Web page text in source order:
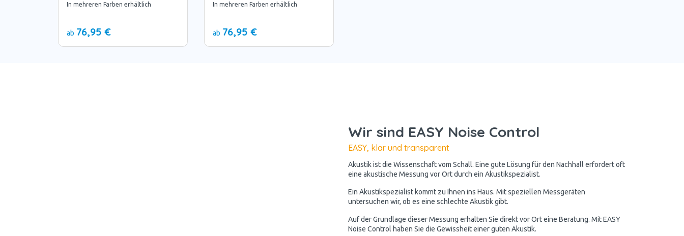
In mehreren Farben erhältlich
ab 76,95 €
In mehreren Farben erhältlich
ab 76,95 €
Wir sind EASY Noise Control
EASY, klar und transparent
Akustik ist die Wissenschaft vom Schall. Eine gute Lösung für den Nachhall erfordert oft
eine akustische Messung vor Ort durch ein Akustikspezialist.
Ein Akustikspezialist kommt zu Ihnen ins Haus. Mit speziellen Messgeräten
untersuchen wir, ob es eine schlechte Akustik gibt.
Auf der Grundlage dieser Messung erhalten Sie direkt vor Ort eine Beratung. Mit EASY
Noise Control haben Sie die Gewissheit einer guten Akustik.